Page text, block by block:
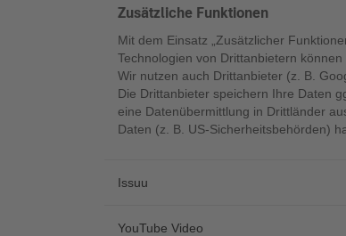
Zusätzliche Funktionen
Mit dem Einsatz „Zusätzlicher
Technologien von Drittanbietern
Wir nutzen auch Drittanbieter (z. B.
Die Drittanbieter speichern Ihre Daten
eine Datenübermittlung in Drittländer
Daten (z. B. US-Sicherheitsbehörden)
Issuu
YouTube Video